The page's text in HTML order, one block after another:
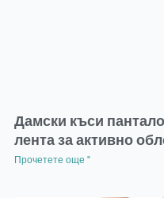
Дамски къси
лента за активно
Прочетете още "